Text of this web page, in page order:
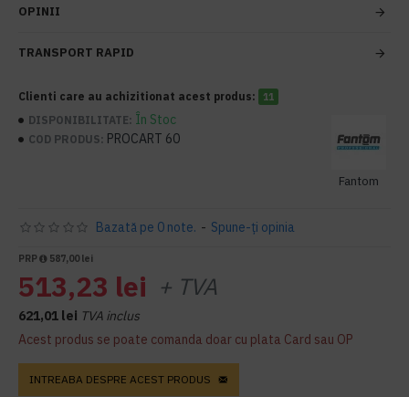
OPINII
TRANSPORT RAPID
Clienti care au achizitionat acest produs: 11
DISPONIBILITATE: În Stoc
COD PRODUS: PROCART 60
Fantom
Bazată pe 0 note. - Spune-ţi opinia
PRP 587,00 lei
513,23 lei + TVA
621,01 lei TVA inclus
Acest produs se poate comanda doar cu plata Card sau OP
INTREABA DESPRE ACEST PRODUS